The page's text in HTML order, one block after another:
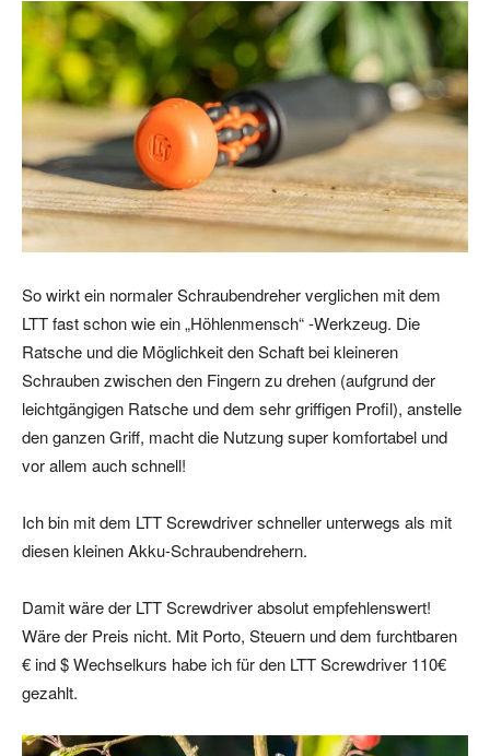
So wirkt ein normaler Schraubendreher verglichen mit dem
LTT fast schon wie ein „Höhlenmensch“ -Werkzeug. Die
Ratsche und die Möglichkeit den Schaft bei kleineren
Schrauben zwischen den Fingern zu drehen (aufgrund der
leichtgängigen Ratsche und dem sehr griffigen Profil), anstelle
den ganzen Griff, macht die Nutzung super komfortabel und
vor allem auch schnell!
Ich bin mit dem LTT Screwdriver schneller unterwegs als mit
diesen kleinen Akku-Schraubendrehern.
Damit wäre der LTT Screwdriver absolut empfehlenswert!
Wäre der Preis nicht. Mit Porto, Steuern und dem furchtbaren
€ ind $ Wechselkurs habe ich für den LTT Screwdriver 110€
gezahlt.